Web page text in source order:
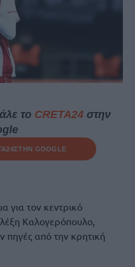
το CRETA24στην
ΣΤΗΝ GOOGLE
για τον κεντρικό
Καλογερόπουλο,
από την κρητική